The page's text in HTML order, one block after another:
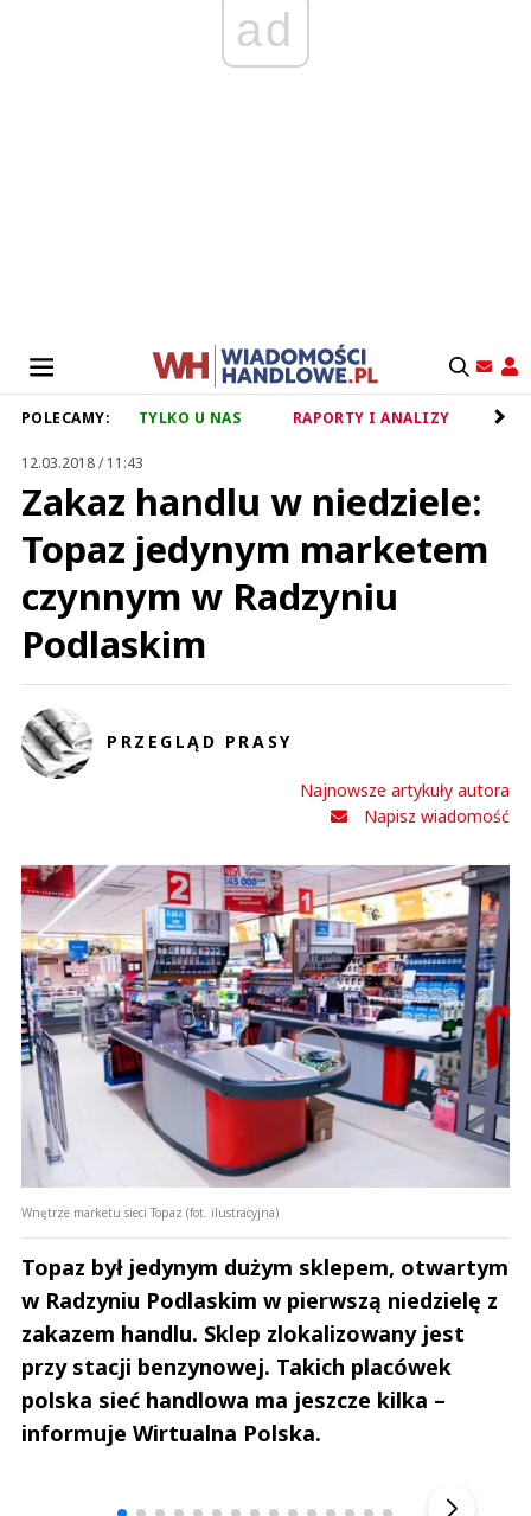
ad
POLECAMY: TYLKO U NAS RAPORTY I ANALIZY
12.03.2018 / 11:43
Zakaz handlu w niedziele:
Topaz jedynym marketem
czynnym w Radzyniu
Podlaskim
PRZEGLĄD PRASY
Najnowsze artykuły autora
Napisz wiadomość
Wnętrze marketu sieci Topaz (fot. ilustracyjna)
Topaz był jedynym dużym sklepem, otwartym
w Radzyniu Podlaskim w pierwszą niedzielę z
zakazem handlu. Sklep zlokalizowany jest
przy stacji benzynowej. Takich placówek
polska sieć handlowa ma jeszcze kilka –
informuje Wirtualna Polska.